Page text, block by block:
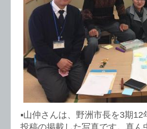
▪️山仲さんは、野洲市長を3期
投稿の掲載した写真です。真